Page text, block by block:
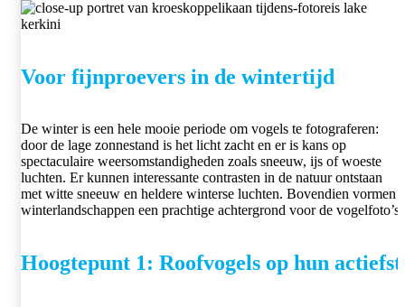
Voor fijnproevers in de wintertijd
De winter is een hele mooie periode om vogels te fotograferen:
door de lage zonnestand is het licht zacht en er is kans op
spectaculaire weersomstandigheden zoals sneeuw, ijs of woeste
luchten. Er kunnen interessante contrasten in de natuur ontstaan
met witte sneeuw en heldere winterse luchten. Bovendien vormen
winterlandschappen een prachtige achtergrond voor de vogelfoto’s.
Hoogtepunt 1: Roofvogels op hun actiefst